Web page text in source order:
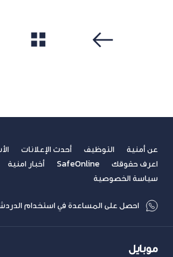
عن أمنية التوظيف أحدث الإعلانات
اعرف حقوقك
SafeOnline أخبار امنية
سياسة الخصوصية
احصل على المساعدة في استخدام
موبايل